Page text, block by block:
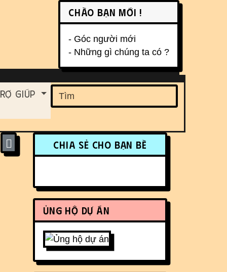
Chào bạn mới !
- Góc người mới
- Những gì chúng ta có ?
Giúp
More content and
Chia sẻ cho bạn bè
Ủng hộ dự án